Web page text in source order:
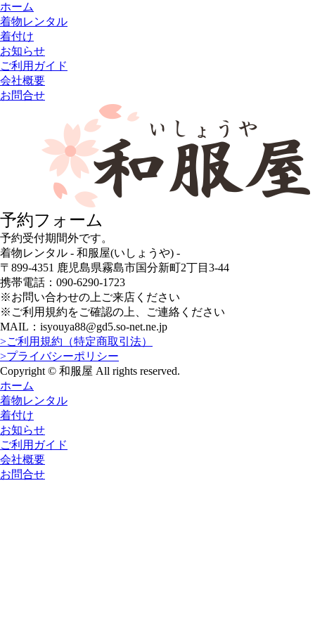
ホーム
着物レンタル
着付け
お知らせ
ご利用ガイド
会社概要
お問合せ
予約フォーム
予約受付期間外です。
着物レンタル - 和服屋(いしょうや) -
〒899-4351 鹿児島県霧島市国分新町2丁目3-44
携帯電話：090-6290-1723
※お問い合わせの上ご来店ください
※ご利用規約をご確認の上、ご連絡ください
MAIL：isyouya88@gd5.so-net.ne.jp
>ご利用規約（特定商取引法）
>プライバシーポリシー
Copyright © 和服屋 All rights reserved.
ホーム
着物レンタル
着付け
お知らせ
ご利用ガイド
会社概要
お問合せ